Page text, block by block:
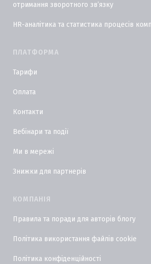
отримання зворотного звʼязку
HR-аналітика та статистика процесів
ПЛАТФОРМА
Тарифи
Оплата
Контакти
Вебінари та події
Ми в мережі
Знижки для партнерів
КОМПАНІЯ
Правила та поради для авторів блогу
Політика використання файлів cookie
Політика конфіденційності